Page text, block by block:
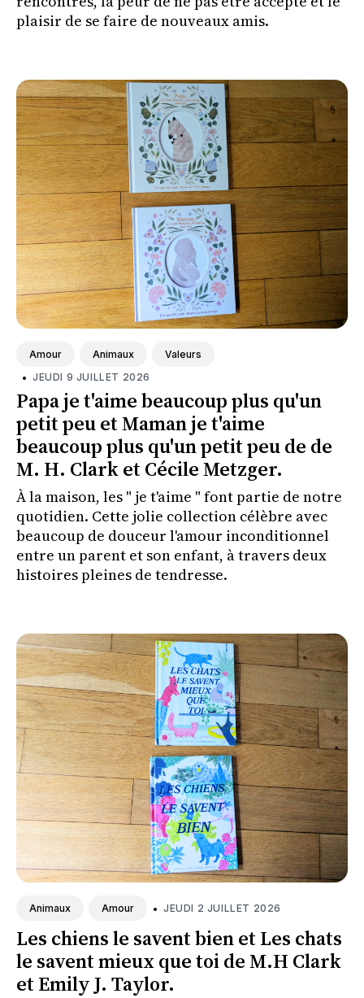
plaisir de se faire de nouveaux amis.
Amour Animaux Valeurs
• JEUDI 9 JUILLET 2026
Papa je t'aime beaucoup plus qu'un
petit peu et Maman je t'aime
beaucoup plus qu'un petit peu de de
M. H. Clark et Cécile Metzger.
À la maison, les " je t'aime " font partie de notre
quotidien. Cette jolie collection célèbre avec
beaucoup de douceur l'amour inconditionnel
entre un parent et son enfant, à travers deux
histoires pleines de tendresse.
Animaux Amour • JEUDI 2 JUILLET 2026
Les chiens le savent bien et Les chats
le savent mieux que toi de M.H Clark
et Emily J. Taylor.